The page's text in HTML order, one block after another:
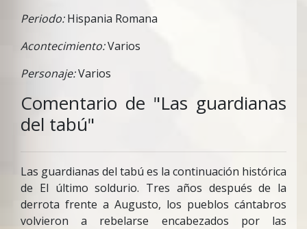
Periodo:Hispania Romana
Acontecimiento:Varios
Personaje:Varios
Comentario de "Las guardianas
del tabú"
Las guardianas del tabú es la continuación histórica
de El último soldurio. Tres años después de la
derrota frente a Augusto, los pueblos cántabros
volvieron a rebelarse encabezados por las